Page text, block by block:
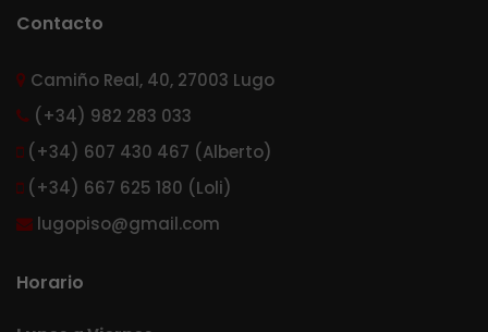
Contacto
Camiño Real, 40, 27003 Lugo
(+34) 982 283 033
(+34) 607 430 467 (Alberto)
(+34) 667 625 180 (Loli)
lugopiso@gmail.com
Horario